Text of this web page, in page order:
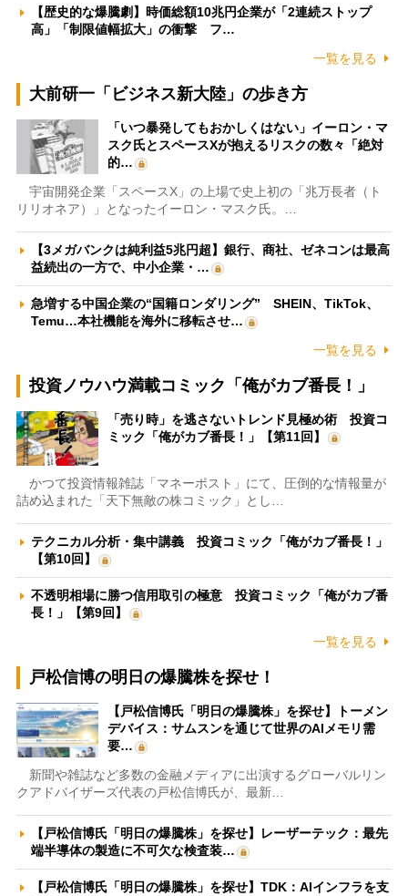
【歴史的な爆騰劇】時価総額10兆円企業が「2連続ストップ
高」「制限値幅拡大」の衝撃 フ…
一覧を見る
大前研一「ビジネス新大陸」の歩き方
「いつ暴発してもおかしくはない」イーロン・マ
スク氏とスペースXが抱えるリスクの数々「絶対
的…
宇宙開発企業「スペースX」の上場で史上初の「兆万長者（ト
リリオネア）」となったイーロン・マスク氏。…
【3メガバンクは純利益5兆円超】銀行、商社、ゼネコンは最高
益続出の一方で、中小企業・…
急増する中国企業の“国籍ロンダリング” SHEIN、TikTok、
Temu…本社機能を海外に移転させ…
一覧を見る
投資ノウハウ満載コミック「俺がカブ番長！」
「売り時」を逃さないトレンド見極め術 投資コ
ミック「俺がカブ番長！」【第11回】
かつて投資情報雑誌「マネーポスト」にて、圧倒的な情報量が
詰め込まれた「天下無敵の株コミック」とし…
テクニカル分析・集中講義 投資コミック「俺がカブ番長！」
【第10回】
不透明相場に勝つ信用取引の極意 投資コミック「俺がカブ番
長！」【第9回】
一覧を見る
戸松信博の明日の爆騰株を探せ！
【戸松信博氏「明日の爆騰株」を探せ】トーメン
デバイス：サムスンを通じて世界のAIメモリ需
要…
新聞や雑誌など多数の金融メディアに出演するグローバルリン
クアドバイザーズ代表の戸松信博氏が、最新…
【戸松信博氏「明日の爆騰株」を探せ】レーザーテック：最先
端半導体の製造に不可欠な検査装…
【戸松信博氏「明日の爆騰株」を探せ】TDK：AIインフラを支